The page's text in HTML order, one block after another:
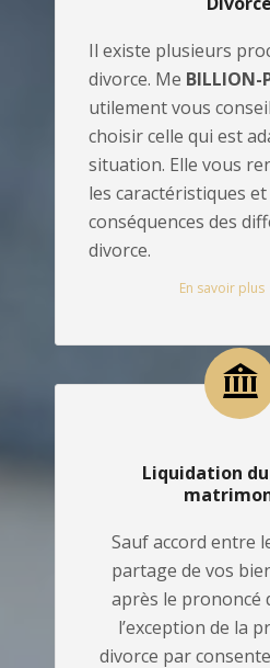
Il existe plusieurs
divorce. Me BILLION-
utilement vous
choisir celle qui est
situation. Elle vous
les caractéristiques et
conséquences des
divorce.
En savoir plus
Liquidation
Sauf accord entre
partage de vos
après le prononcé
l’exception de la
divorce par